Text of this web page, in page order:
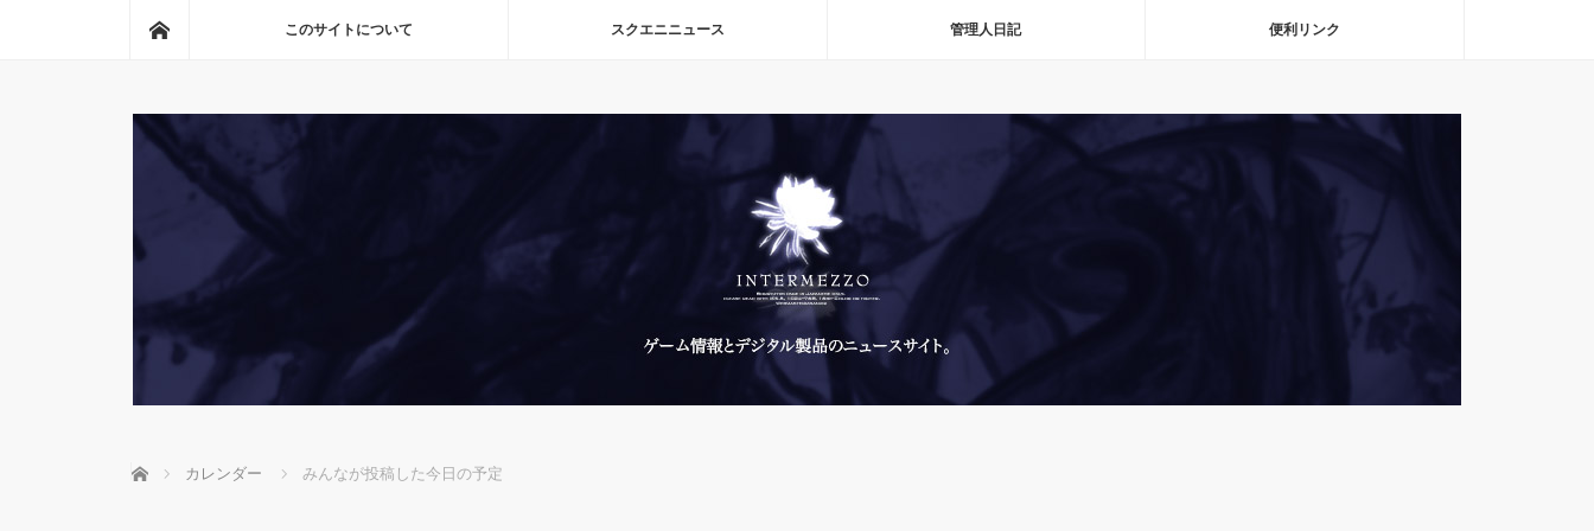
このサイトについて スクエニニュース 管理人日記 便利リンク
ホーム カレンダー みんなが投稿した今日の予定